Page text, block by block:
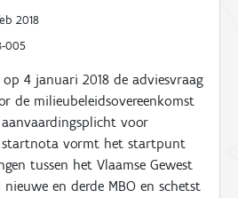
2018
005
4 januari 2018 de adviesvraag
de milieubeleidsovereenkomst
aanvaardingsplicht voor
startnota vormt het startpunt
tussen het Vlaamse Gewest
en derde MBO en schetst